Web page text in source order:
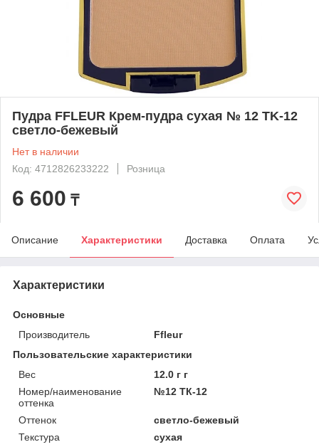
Пудра FFLEUR Крем-пудра сухая № 12 TK-12
светло-бежевый
Нет в наличии
Код: 4712826233222
Розница
6 600 ₸
Описание Характеристики Доставка Оплата
Характеристики
Основные
Производитель
Ffleur
Пользовательские характеристики
Вес
12.0 г г
Номер/наименование
оттенка
№12 ТК-12
Оттенок
светло-бежевый
Текстура
сухая